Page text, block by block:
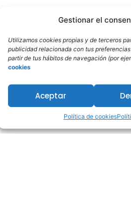
Gestionar el
Utilizamos cookies propias y de terceros
publicidad relacionada con tus
partir de tus hábitos de navegación (por
cookies
Aceptar
Política de cookies